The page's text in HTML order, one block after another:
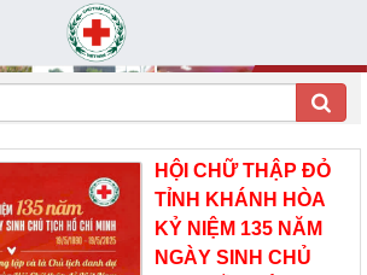
KHÁNH HÒA
HỘI CHỮ THẬP ĐỎ
TỈNH KHÁNH HÒA
KỶ NIỆM 135 NĂM
NGÀY SINH CHỦ